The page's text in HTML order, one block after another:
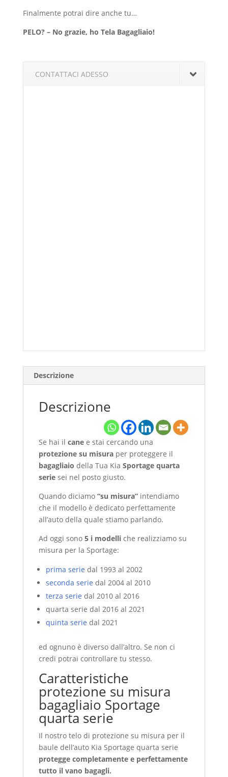
Finalmente potrai dire anche tu…
PELO? – No grazie, ho Tela Bagagliaio!
CONTATTACI ADESSO
Descrizione
Descrizione
Se hai il canee stai cercando una
protezione su misuraper proteggere il
bagagliaio della Tua Kia Sportage quarta
seriesei nel posto giusto.
Quando diciamo “su misura”intendiamo
che il modello è dedicato perfettamente
all’auto della quale stiamo parlando.
Ad oggi sono 5 i modelliche realizziamo su
misura per la Sportage:
prima serie dal 1993 al 2002
seconda serie dal 2004 al 2010
terza serie dal 2010 al 2016
quarta serie dal 2016 al 2021
quinta serie dal 2021
ed ognuno è diverso dall’altro. Se non ci
credi potrai controllare tu stesso.
Caratteristiche
protezione su misura
bagagliaio Sportage
quarta serie
Il nostro telo di protezione su misura per il
baule dell’auto Kia Sportage quarta serie
protegge completamente e perfettamente
tutto il vano bagagli.